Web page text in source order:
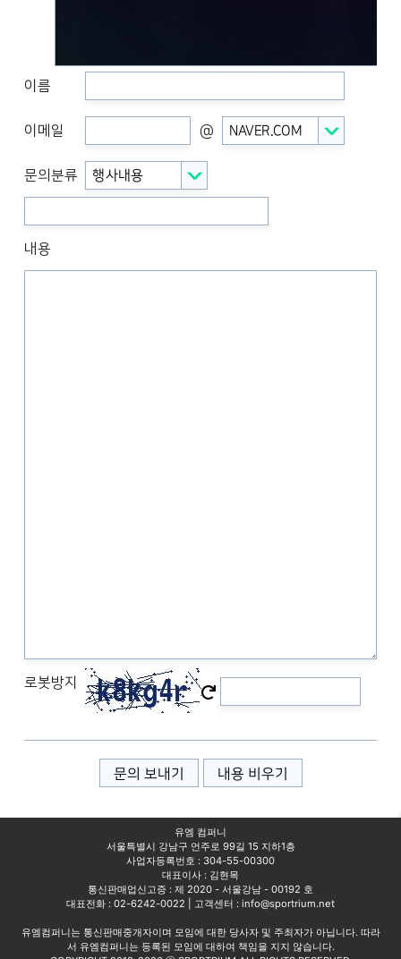
이름
이메일 @ NAVER.COM
문의분류 행사내용
내용
로봇방지
문의 보내기 내용 비우기
유엠 컴퍼니
서울특별시 강남구 언주로 99길 15 지하1층
사업자등록번호 : 304-55-00300
대표이사 : 김현목
통신판매업신고증 : 제 2020 - 서울강남 - 00192 호
대표전화 : 02-6242-0022 | 고객센터 : info@sportrium.net
유엠컴퍼니는 통신판매중개자이며 모임에 대한 당사자 및 주최자가 아닙니다. 따라
서 유엠컴퍼니는 등록된 모임에 대하여 책임을 지지 않습니다.